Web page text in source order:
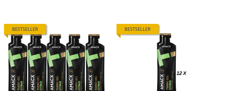
BESTSELLER BESTSELLER